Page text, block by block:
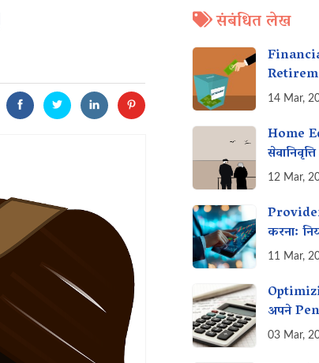
संबंधित लेख
करने के
14 Mar,
Home
12 Mar,
करना:
11 Mar,
अपने
उठाना
03 Mar,